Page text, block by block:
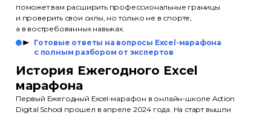
поможет вам расширить профессиональные границы
и проверить свои силы, но только не в спорте,
а в востребованных навыках.
Готовые ответы на вопросы Excel-марафона
с полным разбором от экспертов
История Ежегодного Excel
марафона
Первый Ежегодный Excel-марафон в онлайн-школе Action
Digital School прошел в апреле 2024 года. На старт вышли